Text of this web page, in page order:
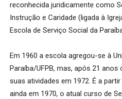
reconhecida juridicamente como
Instrução e Caridade (ligada à
Escola de Serviço Social da
Em 1960 a escola agregou-se à
Paraíba/UFPB, mas, após 21
suas atividades em 1972. É a
ainda em 1970, o atual curso de